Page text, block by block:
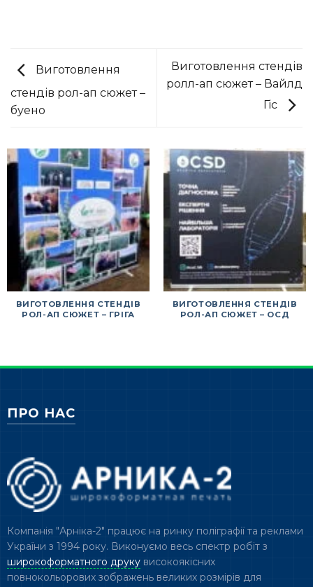
Виготовлення
стендів рол-ап сюжет –
буено
Виготовлення стендів
ролл-ап сюжет – Вайлд
Гіс
ВИГОТОВЛЕННЯ СТЕНДІВ
РОЛ-АП СЮЖЕТ – ГРІГА
ВИГОТОВЛЕННЯ СТЕНДІВ
РОЛ-АП СЮЖЕТ – ОСД
ПРО НАС
Компанія "Арніка-2" працює на ринку поліграфії та реклами
України з 1994 року. Виконуємо весь спектр робіт з
широкоформатного друкувисокоякісних
повнокольорових зображень великих розмірів для